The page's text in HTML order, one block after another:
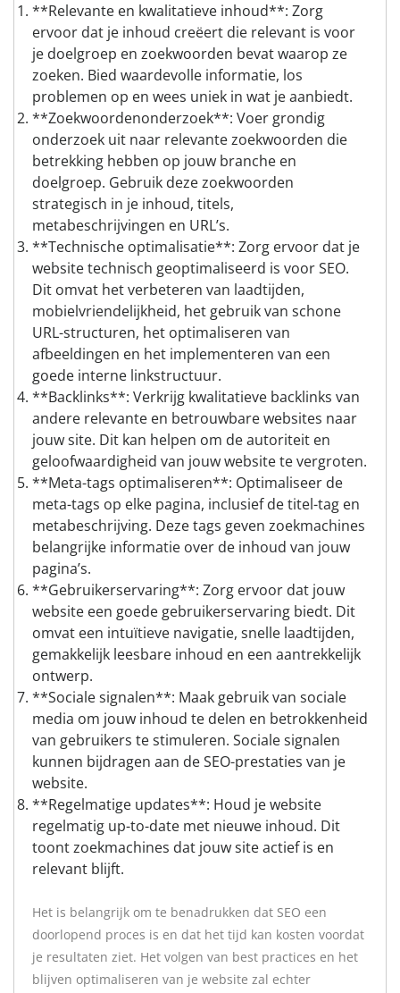
**Relevante en kwalitatieve inhoud**: Zorg
ervoor dat je inhoud creëert die relevant is voor
je doelgroep en zoekwoorden bevat waarop ze
zoeken. Bied waardevolle informatie, los
problemen op en wees uniek in wat je aanbiedt.
**Zoekwoordenonderzoek**: Voer grondig
onderzoek uit naar relevante zoekwoorden die
betrekking hebben op jouw branche en
doelgroep. Gebruik deze zoekwoorden
strategisch in je inhoud, titels,
metabeschrijvingen en URL’s.
**Technische optimalisatie**: Zorg ervoor dat je
website technisch geoptimaliseerd is voor SEO.
Dit omvat het verbeteren van laadtijden,
mobielvriendelijkheid, het gebruik van schone
URL-structuren, het optimaliseren van
afbeeldingen en het implementeren van een
goede interne linkstructuur.
**Backlinks**: Verkrijg kwalitatieve backlinks van
andere relevante en betrouwbare websites naar
jouw site. Dit kan helpen om de autoriteit en
geloofwaardigheid van jouw website te vergroten.
**Meta-tags optimaliseren**: Optimaliseer de
meta-tags op elke pagina, inclusief de titel-tag en
metabeschrijving. Deze tags geven zoekmachines
belangrijke informatie over de inhoud van jouw
pagina’s.
**Gebruikerservaring**: Zorg ervoor dat jouw
website een goede gebruikerservaring biedt. Dit
omvat een intuïtieve navigatie, snelle laadtijden,
gemakkelijk leesbare inhoud en een aantrekkelijk
ontwerp.
**Sociale signalen**: Maak gebruik van sociale
media om jouw inhoud te delen en betrokkenheid
van gebruikers te stimuleren. Sociale signalen
kunnen bijdragen aan de SEO-prestaties van je
website.
**Regelmatige updates**: Houd je website
regelmatig up-to-date met nieuwe inhoud. Dit
toont zoekmachines dat jouw site actief is en
relevant blijft.
Het is belangrijk om te benadrukken dat SEO een
doorlopend proces is en dat het tijd kan kosten voordat
je resultaten ziet. Het volgen van best practices en het
blijven optimaliseren van je website zal echter